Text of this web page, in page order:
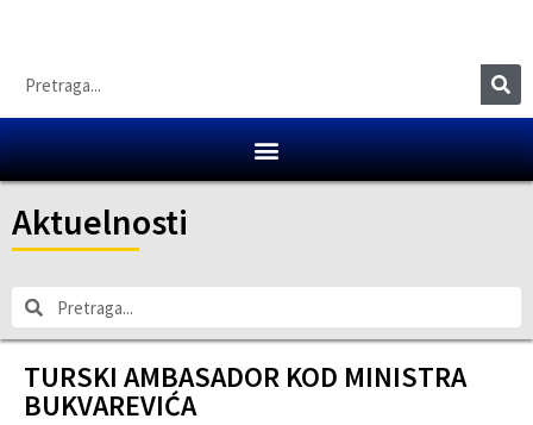
Aktuelnosti
TURSKI AMBASADOR KOD MINISTRA
BUKVAREVIĆA